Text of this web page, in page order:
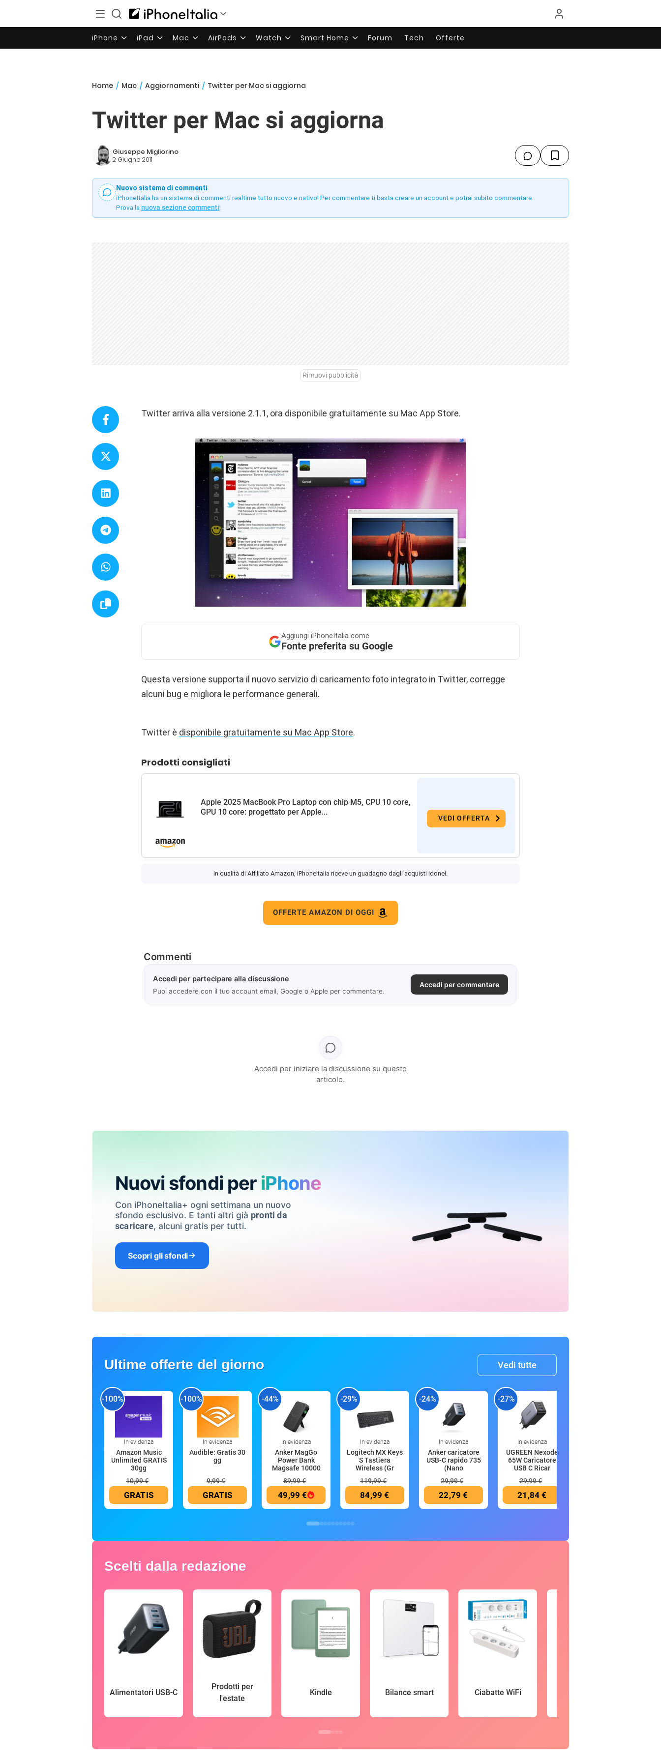
iPhone iPad Mac AirPods Watch Smart Home Forum Tech Offerte
Home / Mac / Aggiornamenti / Twitter per Mac si aggiorna
Twitter per Mac si aggiorna
Giuseppe Migliorino
2 Giugno 2011
Nuovo sistema di commenti
iPhoneItalia ha un sistema di commenti realtime tutto nuovo e nativo! Per commentare ti basta creare un account e potrai subito commentare.
Prova la nuova sezione commenti!
Rimuovi pubblicità
Twitter arriva alla versione 2.1.1, ora disponibile gratuitamente su Mac App Store.
Aggiungi iPhoneItalia come
Fonte preferita su Google
Questa versione supporta il nuovo servizio di caricamento foto integrato in Twitter, corregge
alcuni bug e migliora le performance generali.
Twitter è disponibile gratuitamente su Mac App Store.
Prodotti consigliati
Apple 2025 MacBook Pro Laptop con chip M5, CPU 10 core,
GPU 10 core: progettato per Apple...
VEDI OFFERTA
In qualità di Affiliato Amazon, iPhoneItalia riceve un guadagno dagli acquisti idonei.
OFFERTE AMAZON DI OGGI
Commenti
Accedi per partecipare alla discussione
Puoi accedere con il tuo account email, Google o Apple per commentare.
Accedi per commentare
Accedi per iniziare la discussione su questo
articolo.
Nuovi sfondi per iPhone
Con iPhoneItalia+ ogni settimana un nuovo
sfondo esclusivo. E tanti altri già pronti da
scaricare, alcuni gratis per tutti.
Scopri gli sfondi
Ultime offerte del giorno Vedi tutte
-100%
In evidenza
Amazon Music
Unlimited GRATIS
30gg
10,99 €
GRATIS
-100%
In evidenza
Audible: Gratis 30
gg
9,99 €
GRATIS
-44%
In evidenza
Anker MagGo
Power Bank
Magsafe 10000
89,99 €
49,99 €
-29%
In evidenza
Logitech MX Keys
S Tastiera
Wireless (Gr
119,99 €
84,99 €
-24%
In evidenza
Anker caricatore
USB-C rapido 735
(Nano
29,99 €
22,79 €
-27%
In evidenza
UGREEN Nexode
65W Caricatore
USB C Ricar
29,99 €
21,84 €
Scelti dalla redazione
Alimentatori USB-C
Prodotti per
l'estate
Kindle Bilance smart Ciabatte WiFi